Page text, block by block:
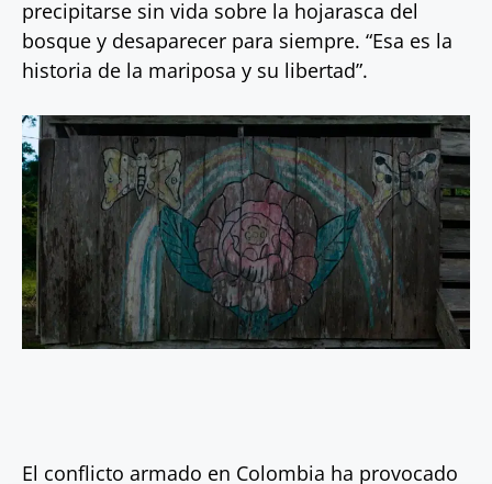
precipitarse sin vida sobre la hojarasca del
bosque y desaparecer para siempre. “Esa es la
historia de la mariposa y su libertad”.
El conflicto armado en Colombia ha provocado